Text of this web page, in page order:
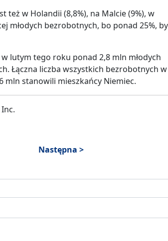
też w Holandii (8,8%), na Malcie (9%), w
młodych bezrobotnych, bo ponad 25%,
lutym tego roku ponad 2,8 mln młodych
Łączna liczba wszystkich bezrobotnych w
mln stanowili mieszkańcy Niemiec.
Następna >